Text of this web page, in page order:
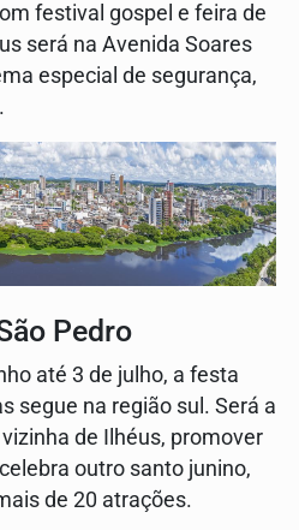
festival gospel e feira de
será na Avenida Soares
especial de segurança,
Pedro
até 3 de julho, a festa
segue na região sul. Será a
de Ilhéus, promover
outro santo junino,
de 20 atrações.